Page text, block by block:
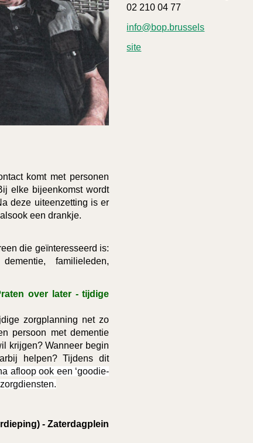
komt met personen
elke bijeenkomst wordt
deze uiteenzetting is er
een drankje.
die geïnteresseerd is:
familieleden,
over later - tijdige
zorgplanning net zo
persoon met dementie
krijgen? Wanneer begin
helpen? Tijdens dit
afloop ook een ‘goodie-
- Zaterdagplein
02 210 04 77
info@bop.brussels
site